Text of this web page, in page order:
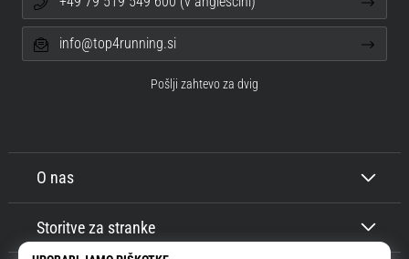
O nas
Storitve za stranke
info@top4running.si
Pošlji zahtevo za dvig